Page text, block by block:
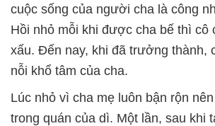
cuộc sống của người cha là công
Hồi nhỏ mỗi khi được cha bế thì cô
xấu. Đến nay, khi đã trưởng thành,
nỗi khổ tâm của cha.
Lúc nhỏ vì cha mẹ luôn bận rộn
trong quán của dì. Một lần, sau khi